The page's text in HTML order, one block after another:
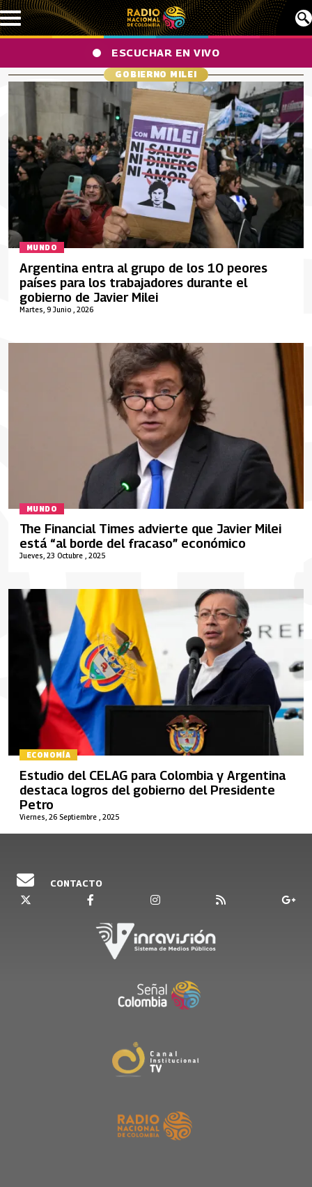
Pasar al contenido principal
ESCUCHAR EN VIVO
GOBIERNO MILEI
MUNDO
Martes, 9 Junio , 2026
Argentina entra al grupo de los 10 peores
países para los trabajadores durante el
gobierno de Javier Milei
MUNDO
Jueves, 23 Octubre , 2025
The Financial Times advierte que Javier Milei
está “al borde del fracaso” económico
ECONOMÍA
Viernes, 26 Septiembre , 2025
Estudio del CELAG para Colombia y Argentina
destaca logros del gobierno del Presidente
Petro
CONTACTO